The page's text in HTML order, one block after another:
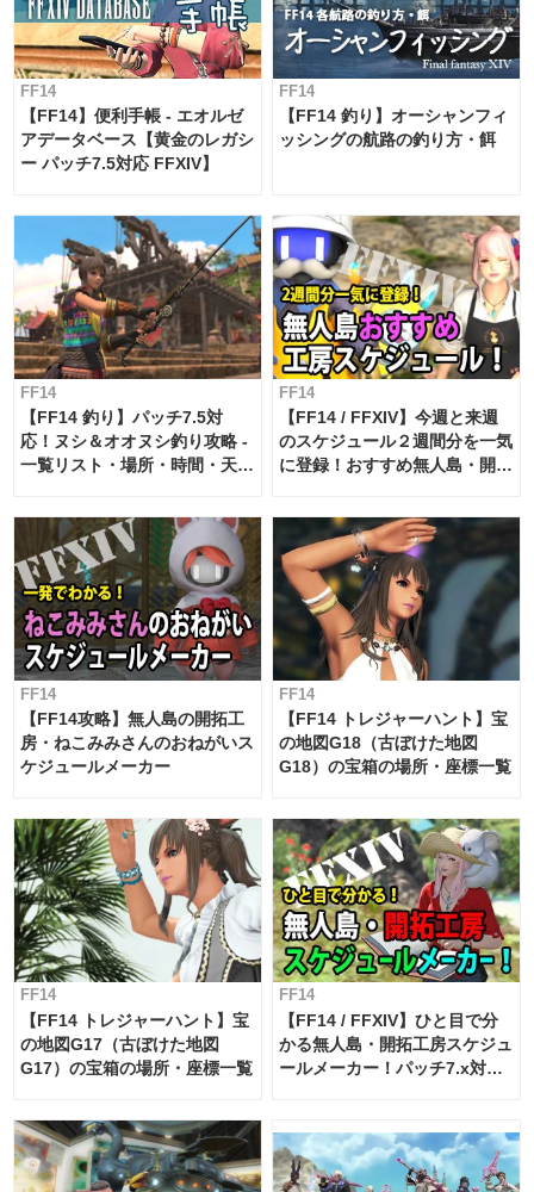
FF14
【FF14】便利手帳 - エオルゼ
アデータベース【黄金のレガシ
ー パッチ7.5対応 FFXIV】
FF14
【FF14 釣り】オーシャンフィ
ッシングの航路の釣り方・餌
FF14
【FF14 釣り】パッチ7.5対
応！ヌシ＆オオヌシ釣り攻略 -
一覧リスト・場所・時間・天
FF14
【FF14 / FFXIV】今週と来週
のスケジュール２週間分を一気
に登録！おすすめ無人島・開拓
FF14
【FF14攻略】無人島の開拓工
房・ねこみみさんのおねがいス
ケジュールメーカー
FF14
【FF14 トレジャーハント】宝
の地図G18（古ぼけた地図
G18）の宝箱の場所・座標一覧
FF14
【FF14 トレジャーハント】宝
の地図G17（古ぼけた地図
G17）の宝箱の場所・座標一覧
FF14
【FF14 / FFXIV】ひと目で分
かる無人島・開拓工房スケジュ
ールメーカー！パッチ7.x対応